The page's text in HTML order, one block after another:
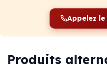
Appelez le
Produits